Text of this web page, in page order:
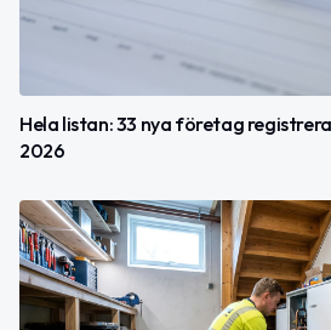
Hela listan: 33 nya företag
2026